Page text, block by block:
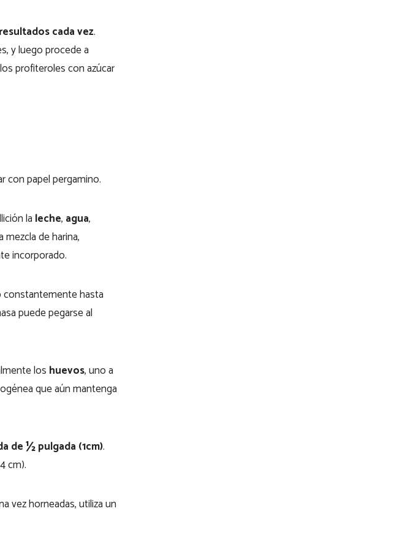
cada vez.
y luego procede a
profiteroles con azúcar
con papel pergamino.
la leche, agua,
de harina,
incorporado.
constantemente hasta
puede pegarse al
los huevos, uno a
que aún mantenga
de ½ pulgada (1cm).
cm).
vez horneadas, utiliza un